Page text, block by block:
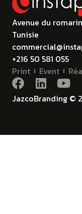
Avenue du
Tunisie
+216 50 581 055
Print
Event
JazcoBranding ©